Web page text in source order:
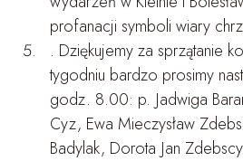
profanacji symboli wiary
. Dziękujemy za sprzątanie
tygodniu bardzo prosimy
godz. 8.00: p. Jadwiga
Cyz, Ewa Mieczysław
Badylak, Dorota Jan